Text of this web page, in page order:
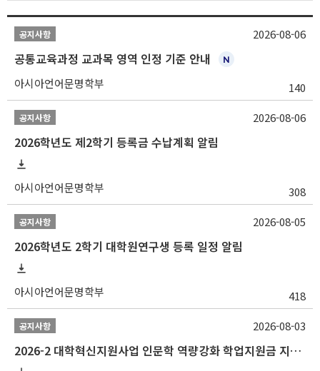
공지사항
공통교육과정 교과목 영역 인정 기준 안내
아시아언어문명학부 140
2026-08-06
공지사항
2026학년도 제2학기 등록금 수납계획 알림
아시아언어문명학부 308
2026-08-06
공지사항
2026학년도 2학기 대학원연구생 등록 일정 알림
아시아언어문명학부 418
2026-08-05
공지사항
2026-2 대학혁신지원사업 인문학 역량강화 학업지원금 지원 선발 안내 (학/석/박사)
2026-08-03